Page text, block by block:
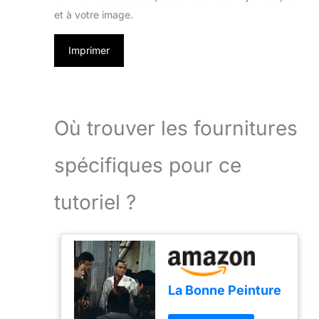
et à votre image.
Imprimer
Où trouver les fournitures
spécifiques pour ce
tutoriel ?
La Bonne Peinture